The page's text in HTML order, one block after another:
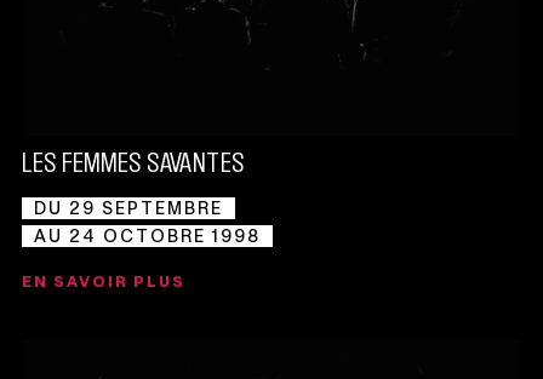
LES FEMMES SAVANTES
DU 29 SEPTEMBRE
AU 24 OCTOBRE 1998
EN SAVOIR PLUS